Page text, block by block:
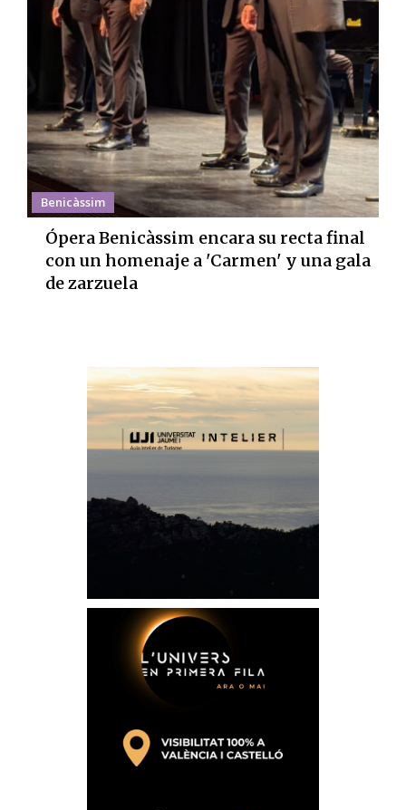
Benicàssim
Ópera Benicàssim encara su recta final
con un homenaje a 'Carmen' y una gala
de zarzuela